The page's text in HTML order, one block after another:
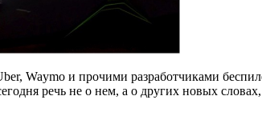
Waymo и прочими разработчиками
речь не о нем, а о других новых